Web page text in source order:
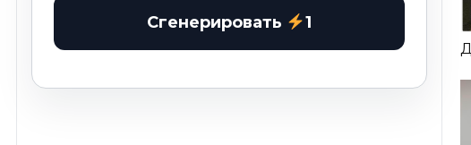
Сгенерировать 1